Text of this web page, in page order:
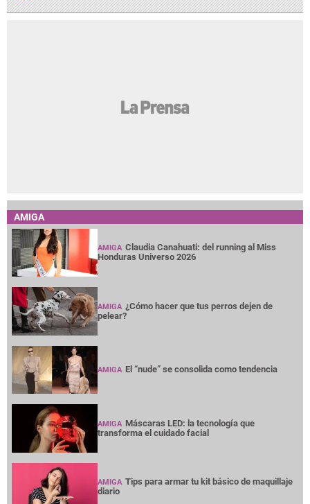
AMIGA
AMIGA Claudia Canahuati: del running al Miss
Honduras Universo 2026
AMIGA ¿Cómo hacer que tus perros dejen de
pelear?
AMIGA El “nude” se consolida como tendencia
AMIGA Máscaras LED: la tecnología que
transforma el cuidado facial
AMIGA Tips para armar tu kit básico de maquillaje
diario